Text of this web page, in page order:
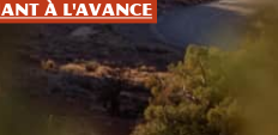
à l'avance